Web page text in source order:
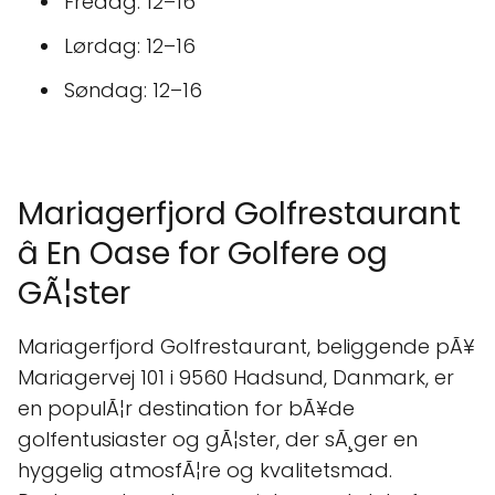
Lørdag: 12–16
Søndag: 12–16
Mariagerfjord Golfrestaurant
â En Oase for Golfere og
GÃ¦ster
Mariagerfjord Golfrestaurant, beliggende pÃ¥
Mariagervej 101 i 9560 Hadsund, Danmark, er
en populÃ¦r destination for bÃ¥de
golfentusiaster og gÃ¦ster, der sÃ¸ger en
hyggelig atmosfÃ¦re og kvalitetsmad.